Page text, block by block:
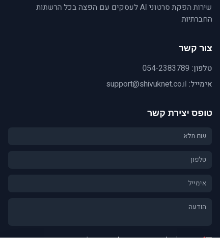
שירות הפקת סרטוני AI לעסקים עם הפצה בכל הרשתות
החברתיות
צור קשר
טלפון: 054-2383789
אימייל: support@shivuknet.co.il
טופס יצירת קשר
*אני מסכים/ה למדיניות הפרטיותוליצירת קשר לגבי פנייתי